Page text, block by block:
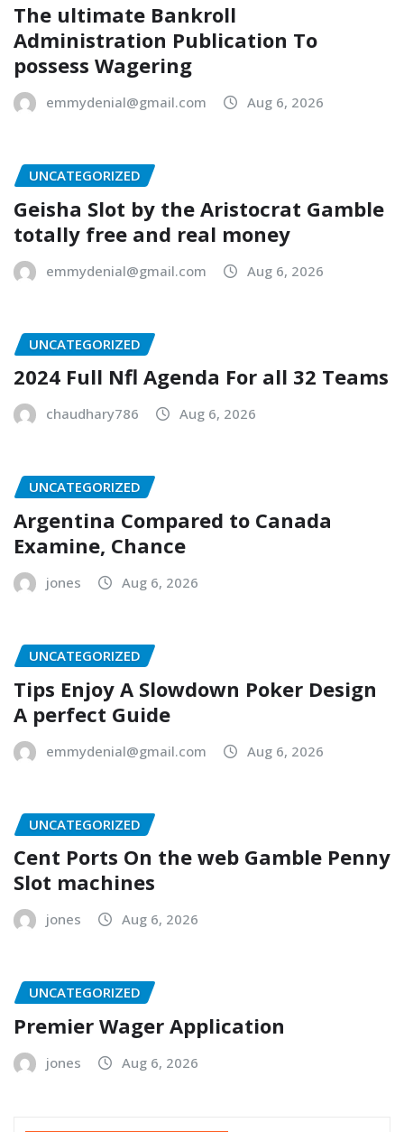
The ultimate Bankroll
Administration Publication To
possess Wagering
emmydenial@gmail.com Aug 6, 2026
UNCATEGORIZED
Geisha Slot by the Aristocrat Gamble
totally free and real money
emmydenial@gmail.com Aug 6, 2026
UNCATEGORIZED
2024 Full Nfl Agenda For all 32 Teams
chaudhary786 Aug 6, 2026
UNCATEGORIZED
Argentina Compared to Canada
Examine, Chance
jones Aug 6, 2026
UNCATEGORIZED
Tips Enjoy A Slowdown Poker Design
A perfect Guide
emmydenial@gmail.com Aug 6, 2026
UNCATEGORIZED
Cent Ports On the web Gamble Penny
Slot machines
jones Aug 6, 2026
UNCATEGORIZED
Premier Wager Application
jones Aug 6, 2026